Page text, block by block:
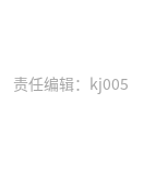
责任编辑：kj005